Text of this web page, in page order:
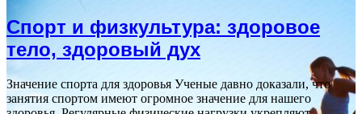
Спорт и физкультура: здоровое
тело, здоровый дух
Значение спорта для здоровья Ученые давно доказали, что
занятия спортом имеют огромное значение для нашего